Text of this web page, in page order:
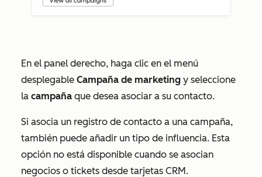
En el panel derecho, haga clic en el menú
desplegable Campaña de marketing y seleccione
la campaña que desea asociar a su contacto.
Si asocia un registro de contacto a una campaña,
también puede añadir un tipo de influencia. Esta
opción no está disponible cuando se asocian
negocios o tickets desde tarjetas CRM.